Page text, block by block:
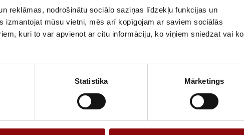
reklāmas, nodrošinātu sociālo saziņas līdzekļu funkcijas un
izmantojat mūsu vietni, mēs arī kopīgojam ar saviem sociālās
kuri to var apvienot ar citu informāciju, ko viņiem sniedzat vai ko
Statistika Mārketings
APRAKSTS
RJ45 cable for Digiware bus – Length 0.20 m